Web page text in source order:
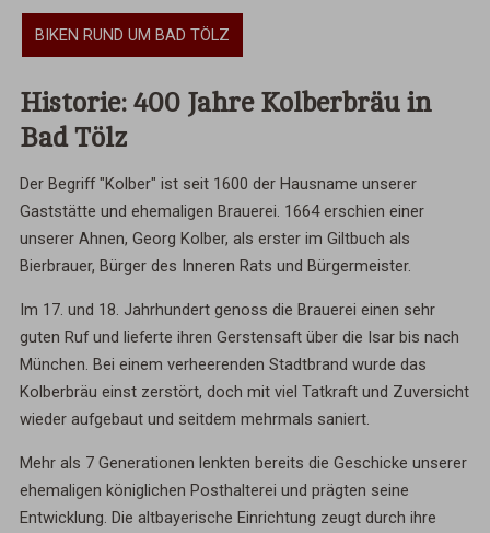
BIKEN RUND UM BAD TÖLZ
Historie: 400 Jahre Kolberbräu in
Bad Tölz
Der Begriff "Kolber" ist seit 1600 der Hausname unserer
Gaststätte und ehemaligen Brauerei. 1664 erschien einer
unserer Ahnen, Georg Kolber, als erster im Giltbuch als
Bierbrauer, Bürger des Inneren Rats und Bürgermeister.
Im 17. und 18. Jahrhundert genoss die Brauerei einen sehr
guten Ruf und lieferte ihren Gerstensaft über die Isar bis nach
München. Bei einem verheerenden Stadtbrand wurde das
Kolberbräu einst zerstört, doch mit viel Tatkraft und Zuversicht
wieder aufgebaut und seitdem mehrmals saniert.
Mehr als 7 Generationen lenkten bereits die Geschicke unserer
ehemaligen königlichen Posthalterei und prägten seine
Entwicklung. Die altbayerische Einrichtung zeugt durch ihre